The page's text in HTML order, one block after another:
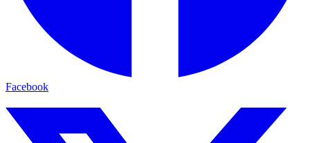
Facebook